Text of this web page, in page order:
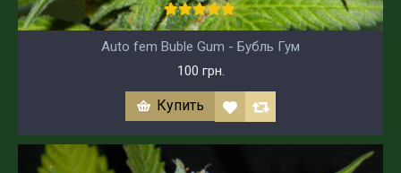
Auto fem Buble Gum - Бубль Гум
100 грн.
Купить